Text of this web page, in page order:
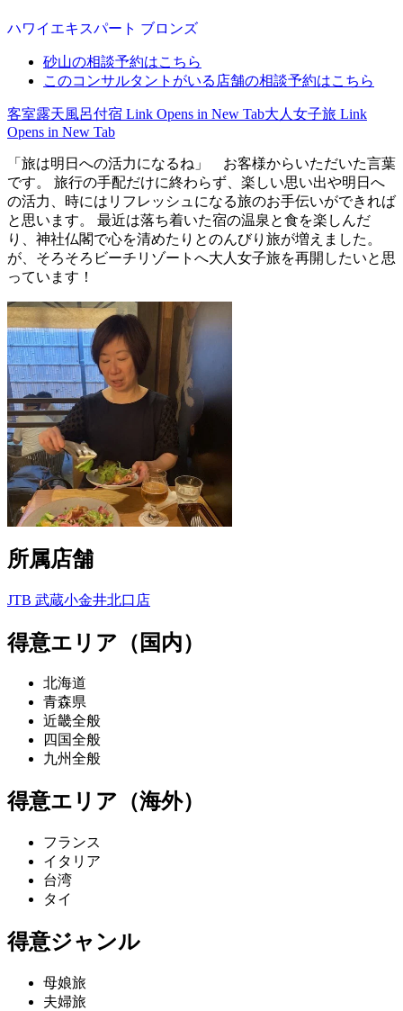
ハワイ エキスパート ブロンズ
砂山の相談予約はこちら
このコンサルタントがいる店舗の相談予約はこちら
客室露天風呂付宿 Link Opens in New Tab大人女子旅 Link
Opens in New Tab
「旅は明日への活力になるね」 お客様からいただいた言葉
です。 旅行の手配だけに終わらず、楽しい思い出や明日へ
の活力、時にはリフレッシュになる旅のお手伝いができれば
と思います。 最近は落ち着いた宿の温泉と食を楽しんだ
り、神社仏閣で心を清めたりとのんびり旅が増えました。
が、そろそろビーチリゾートへ大人女子旅を再開したいと思
っています！
所属店舗
JTB 武蔵小金井北口店
得意エリア（国内）
北海道
青森県
近畿全般
四国全般
九州全般
得意エリア（海外）
フランス
イタリア
台湾
タイ
得意ジャンル
母娘旅
夫婦旅